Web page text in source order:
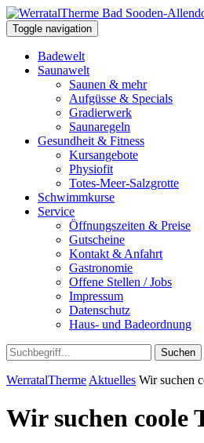
Toggle navigation
Badewelt
Saunawelt
Saunen & mehr
Aufgüsse & Specials
Gradierwerk
Saunaregeln
Gesundheit & Fitness
Kursangebote
Physiofit
Totes-Meer-Salzgrotte
Schwimmkurse
Service
Öffnungszeiten & Preise
Gutscheine
Kontakt & Anfahrt
Gastronomie
Offene Stellen / Jobs
Impressum
Datenschutz
Haus- und Badeordnung
Suchen
WerratalTherme Aktuelles Wir suchen
Wir suchen coole